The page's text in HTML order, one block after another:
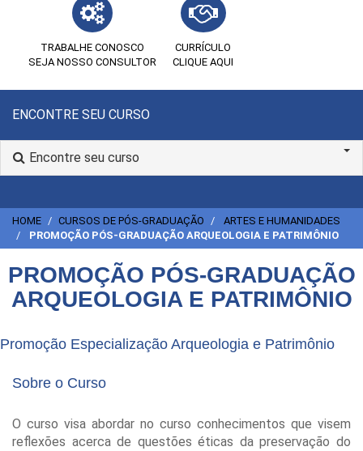
TRABALHE CONOSCO
SEJA NOSSO CONSULTOR
CURRÍCULO
CLIQUE AQUI
ENCONTRE SEU CURSO
Encontre seu curso
HOME CURSOS DE PÓS-GRADUAÇÃO
ARTES E HUMANIDADES
PROMOÇÃO PÓS-GRADUAÇÃO ARQUEOLOGIA E PATRIMÔNIO
PROMOÇÃO PÓS-GRADUAÇÃO
ARQUEOLOGIA E PATRIMÔNIO
Promoção Especialização Arqueologia e Patrimônio
Sobre o Curso
O curso visa abordar no curso conhecimentos que visem
reflexões acerca de questões éticas da preservação do